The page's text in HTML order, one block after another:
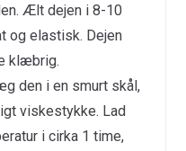
Ælt dejen i 8-10
og elastisk. Dejen
klæbrig.
den i en smurt skål,
viskestykke. Lad
i cirka 1 time,